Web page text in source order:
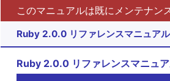
このマニュアルは既にメンテナン
Ruby 2.0.0 リファレンスマニュアル
Ruby 2.0.0 リファレンスマニュ